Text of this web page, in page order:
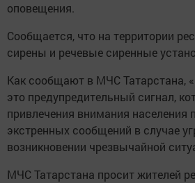
оповещения.
Сообщается, что на территории
сирены и речевые сиренные
Как сообщают в МЧС Татарстана,
это предупредительный сигнал,
привлечения внимания населения
экстренных сообщений в случае
возникновении чрезвычайной
МЧС Татарстана просит жителей